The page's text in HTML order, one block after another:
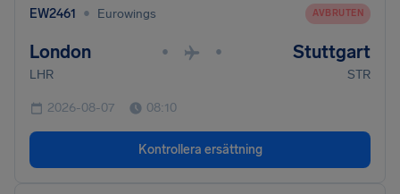
EW2461 • Eurowings AVBRUTEN
London • • Stuttgart
LHR STR
2026-08-07 08:10
Kontrollera ersättning